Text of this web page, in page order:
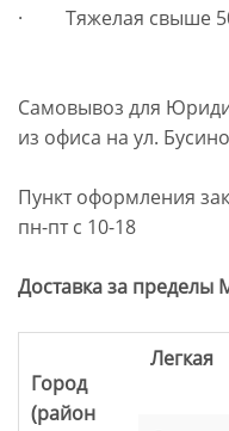
· Тяжелая свыше
Самовывоз для
из офиса на ул.
Пункт оформления
пн-пт с 10-18
Доставка за пределы
Город
(район
Легкая